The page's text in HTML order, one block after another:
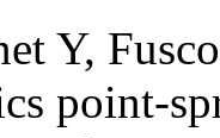
Y, Fusco
point-